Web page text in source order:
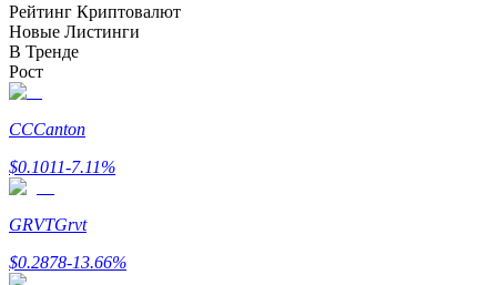
Анализ больших данных, включая торговую информацию
и т. д.
Рейтинг Криптовалют
Новые Листинги
В Тренде
Рост
CCCanton
$0.1011-7.11%
GRVTGrvt
$0.2878-13.66%